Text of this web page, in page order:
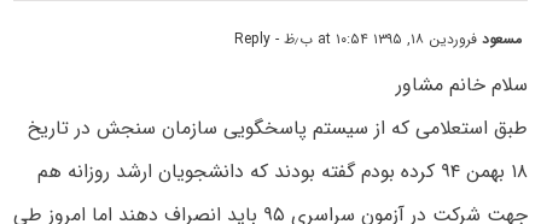
مسعودفروردین ۱۸, ۱۳۹۵ at ۱۰:۵۴ ب٫ظ - Reply
سلام خانم مشاور
طبق استعلامی که از سیستم پاسخگویی سازمان سنجش در تاریخ
۱۸ بهمن ۹۴ کرده بودم گفته بودند که دانشجویان ارشد روزانه هم
جهت شرکت در آزمون سراسری ۹۵ باید انصراف دهند اما امروز طی